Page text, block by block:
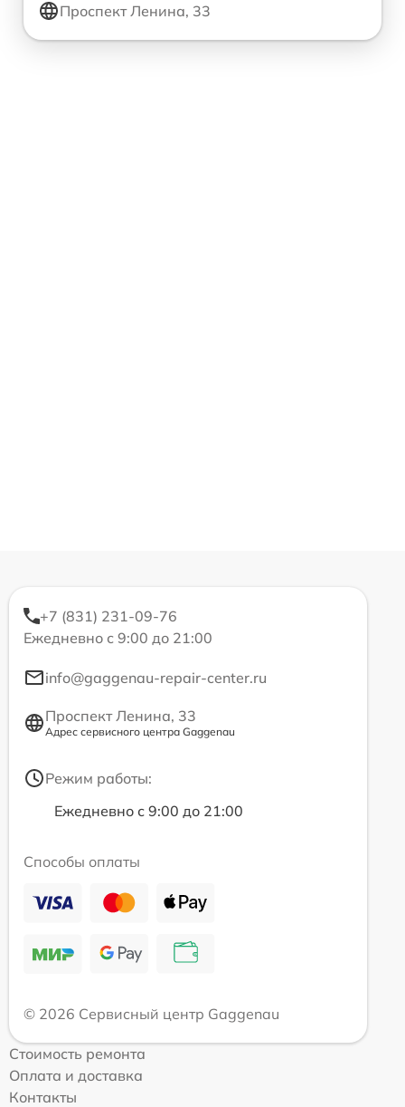
Проспект Ленина, 33
+7 (831) 231-09-76
Ежедневно с 9:00 до 21:00
info@gaggenau-repair-center.ru
Проспект Ленина, 33
Адрес сервисного центра Gaggenau
Режим работы:
Ежедневно с 9:00 до 21:00
Способы оплаты
© 2026 Сервисный центр Gaggenau
Стоимость ремонта
Оплата и доставка
Контакты